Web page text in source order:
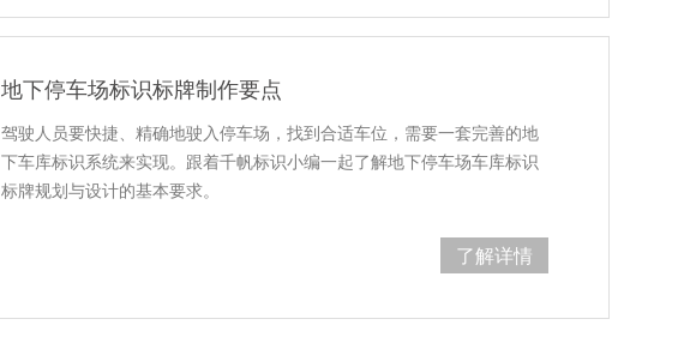
地下停车场标识标牌制作要点
驾驶人员要快捷、精确地驶入停车场，找到合适车位，需要一套完善的地
下车库标识系统来实现。跟着千帆标识小编一起了解地下停车场车库标识
标牌规划与设计的基本要求。
了解详情